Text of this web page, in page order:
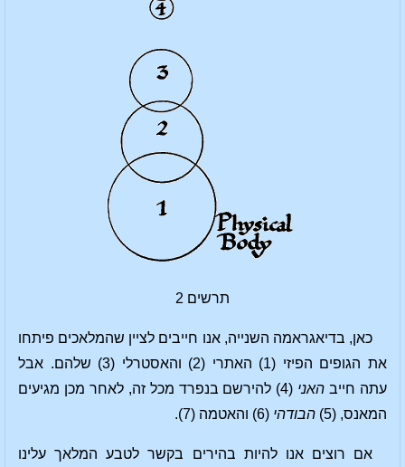
תרשים 2
כאן, בדיאגראמה השנייה, אנו חייבים לציין שהמלאכים פיתחו
את הגופים הפיזי (1) האתרי (2) והאסטרלי (3) שלהם. אבל
עתה חייבהאני
(4) להירשם בנפרד מכל זה, לאחר מכן מגיעים
המאנס, (5)
הבודהי (6) והאטמה (7).
אם רוצים אנו להיות בהירים בקשר לטבע המלאך עלינו